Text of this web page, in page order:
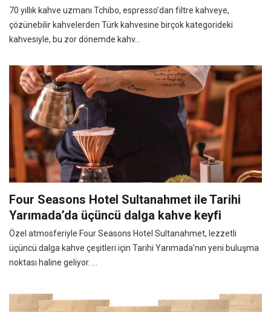
70 yıllık kahve uzmanı Tchibo, espresso’dan filtre kahveye,
çözünebilir kahvelerden Türk kahvesine birçok kategorideki
kahvesiyle, bu zor dönemde kahv...
Four Seasons Hotel Sultanahmet ile Tarihi
Yarımada’da üçüncü dalga kahve keyfi
Özel atmosferiyle Four Seasons Hotel Sultanahmet, lezzetli
üçüncü dalga kahve çeşitleri için Tarihi Yarımada’nın yeni buluşma
noktası haline geliyor. ...